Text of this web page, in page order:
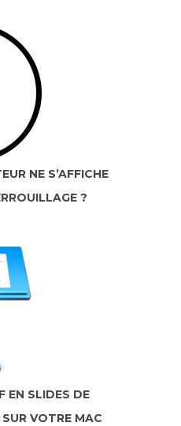
NE S’AFFICHE
?
EN SLIDES DE
VOTRE MAC